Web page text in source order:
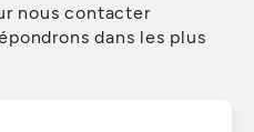
nous contacter
dans les plus